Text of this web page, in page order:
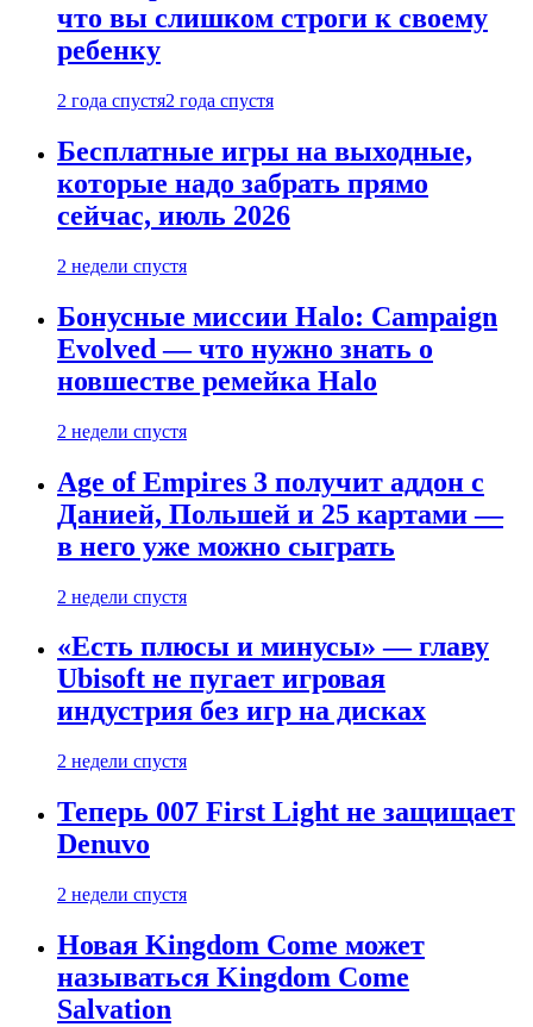
что вы слишком строги к своему
ребенку
2 года спустя2 года спустя
Бесплатные игры на выходные,
которые надо забрать прямо
сейчас, июль 2026
2 недели спустя
Бонусные миссии Halo: Campaign
Evolved — что нужно знать о
новшестве ремейка Halo
2 недели спустя
Age of Empires 3 получит аддон с
Данией, Польшей и 25 картами —
в него уже можно сыграть
2 недели спустя
«Есть плюсы и минусы» — главу
Ubisoft не пугает игровая
индустрия без игр на дисках
2 недели спустя
Теперь 007 First Light не защищает
Denuvo
2 недели спустя
Новая Kingdom Come может
называться Kingdom Come
Salvation